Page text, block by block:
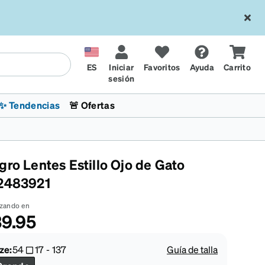
ES
Iniciar
sesión
Favoritos Ayuda Carrito
x Chase Stokes
Tendencias
La sección de tendencias
🚨 Ofertas
Lentes Estillo Ojo de Gato
en
54 17-137
Guía de talla